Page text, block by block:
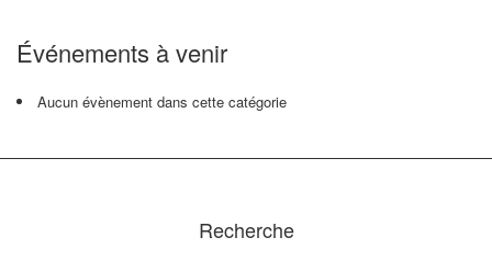
Événements à venir
Aucun évènement dans cette catégorie
Recherche